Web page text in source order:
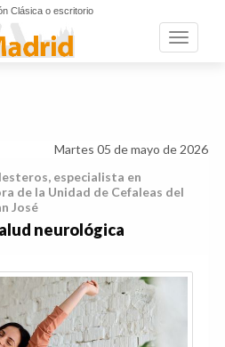
Clásica o escritorio
Toggle
Martes 05 de mayo de 2026
especialista en
de la Unidad de Cefaleas del
José
neurológica